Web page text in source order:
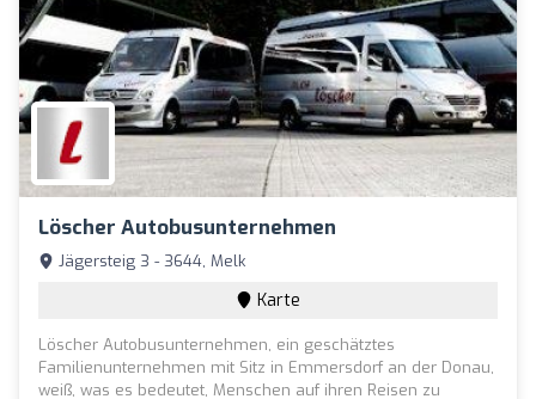
Löscher Autobusunternehmen
Jägersteig 3 - 3644, Melk
Karte
Löscher Autobusunternehmen, ein geschätztes
Familienunternehmen mit Sitz in Emmersdorf an der Donau,
weiß, was es bedeutet, Menschen auf ihren Reisen zu